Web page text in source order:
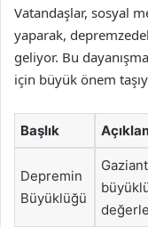
Vatandaşlar, sosyal
yaparak,
geliyor. Bu
için büyük önem
Başlık
Depremin
Büyüklüğü